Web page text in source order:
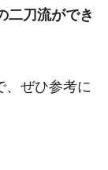
二刀流ができ
、ぜひ参考に